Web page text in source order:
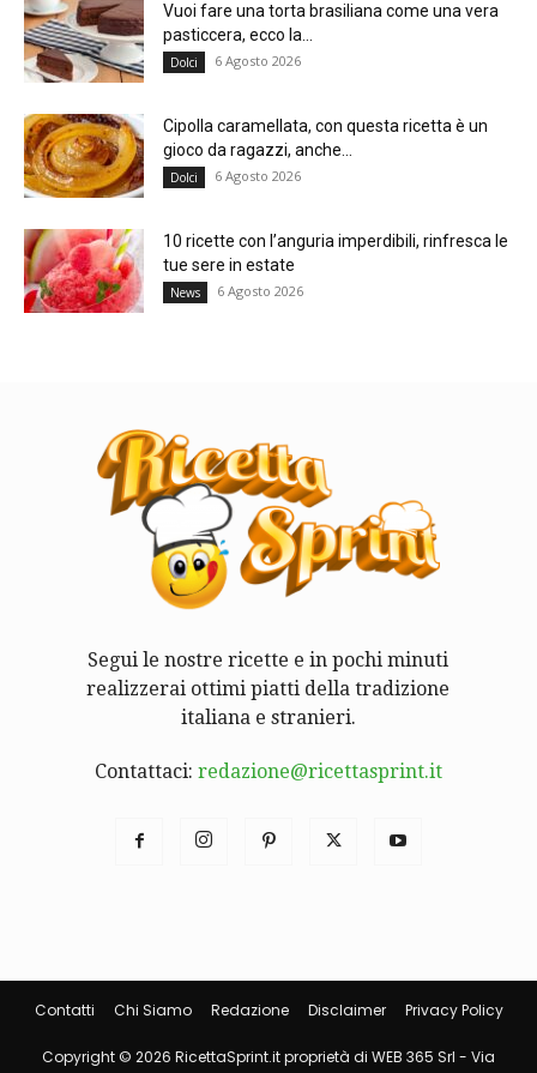
Vuoi fare una torta brasiliana come una vera
pasticcera, ecco la...
Dolci 6 Agosto 2026
Cipolla caramellata, con questa ricetta è un
gioco da ragazzi, anche...
Dolci 6 Agosto 2026
10 ricette con l’anguria imperdibili, rinfresca le
tue sere in estate
News 6 Agosto 2026
Segui le nostre ricette e in pochi minuti
realizzerai ottimi piatti della tradizione
italiana e stranieri.
Contattaci: redazione@ricettasprint.it
Contatti Chi Siamo Redazione Disclaimer Privacy Policy
Copyright © 2026 RicettaSprint.it proprietà di WEB 365 Srl - Via